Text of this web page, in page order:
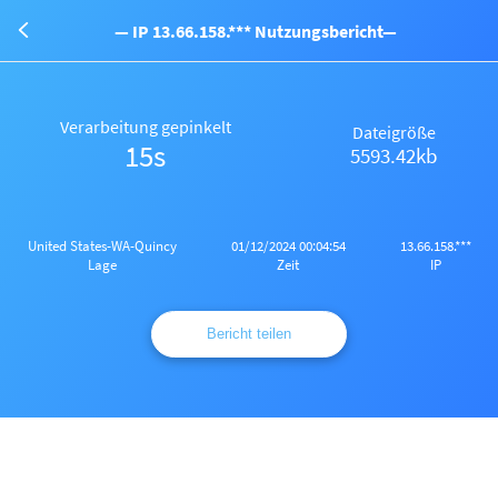
— IP 13.66.158.*** Nutzungsbericht—
Verarbeitung gepinkelt
15s
Dateigröße
5593.42kb
United States-WA-Quincy
Lage
01/12/2024 00:04:54
Zeit
13.66.158.***
IP
Bericht teilen